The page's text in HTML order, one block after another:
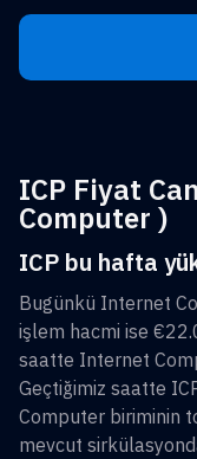
ICP Fiyat
Computer )
ICP bu hafta
Bugünkü Internet
işlem hacmi ise
saatte Internet
Geçtiğimiz saatte
Computer biriminin
mevcut